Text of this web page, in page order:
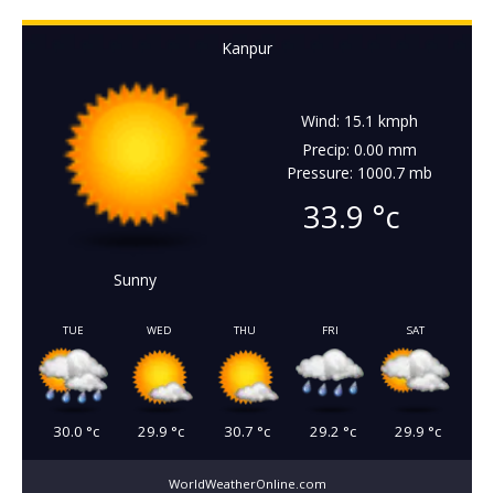
Kanpur
Sunny
Wind: 15.1 kmph
Precip: 0.00 mm
Pressure: 1000.7 mb
33.9 °c
TUE
30.0 °c
WED
29.9 °c
THU
30.7 °c
FRI
29.2 °c
SAT
29.9 °c
WorldWeatherOnline.com